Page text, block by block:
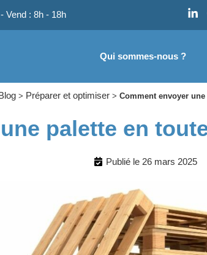
Vend : 8h - 18h
Qui sommes-nous ?
> Préparer et optimiser> Comment envoyer
palette en
Publié le 26 mars 2025